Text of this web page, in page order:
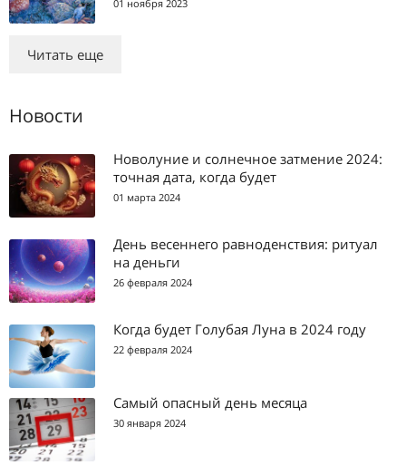
01 ноября 2023
Читать еще
Новости
Новолуние и солнечное затмение 2024:
точная дата, когда будет
01 марта 2024
День весеннего равноденствия: ритуал
на деньги
26 февраля 2024
Когда будет Голубая Луна в 2024 году
22 февраля 2024
Самый опасный день месяца
30 января 2024